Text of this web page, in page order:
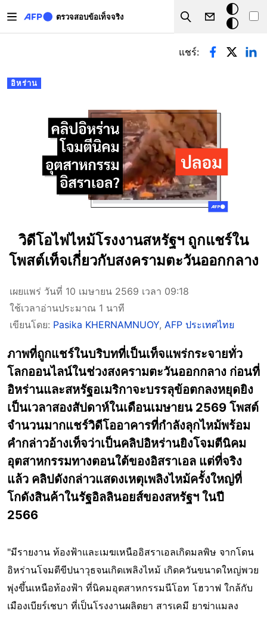
ตรวจสอบข้อเท็จจริง
Search
โหมด
มืด
Primary tabs
อิหร่าน
แชร์:
วิดีโอไฟไหม้โรงงานสหรัฐฯ ถูกแชร์ใน
โพสต์เท็จเกี่ยวกับสงครามตะวันออกกลาง
เผยแพร่ วันที่ 10 เมษายน 2569 เวลา 09:18
ใช้เวลาอ่านประมาณ 1 นาที
เขียนโดย: Pasika KHERNAMNUOY, AFP ประเทศไทย
ภาพที่ถูกแชร์ในบริบทที่เป็นเท็จแพร่กระจายทั่ว
โลกออนไลน์ในช่วงสงครามตะวันออกกลาง ก่อนที่
อิหร่านและสหรัฐอเมริกาจะบรรลุข้อตกลงหยุดยิง
เป็นเวลาสองสัปดาห์ในเดือนเมษายน 2569 โพสต์
จำนวนมากแชร์วิดีโออาคารที่กำลังลุกไหม้พร้อม
คำกล่าวอ้างเท็จว่าเป็นคลิปอิหร่านยิงโจมตีนิคม
อุตสาหกรรมทางตอนใต้ของอิสราเอล แต่ที่จริง
แล้ว คลิปดังกล่าวแสดงเหตุเพลิงไหม้ครั้งใหญ่ที่
โกดังสินค้าในรัฐอิลลินอยส์ของสหรัฐฯ ในปี
2566
"มีรายงาน ท้องฟ้าและเมฆเหนืออิสราเอลเกิดมลพิษ จากโดน
อิหร่านโจมตีขีปนาวุธจนเกิดเพลิงไหม้ เกิดควันขนาดใหญ่พวย
พุ่งขึ้นเหนือท้องฟ้า ที่นิคมอุตสาหกรรมนีโอท โฮวาฟ ใกล้กับ
เมืองเบียร์เชบา ที่เป็นโรงงานผลิตยา สารเคมี ยาฆ่าแมลง